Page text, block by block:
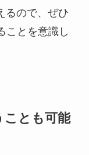
るので、ぜひ
ことを意識し
ことも可能